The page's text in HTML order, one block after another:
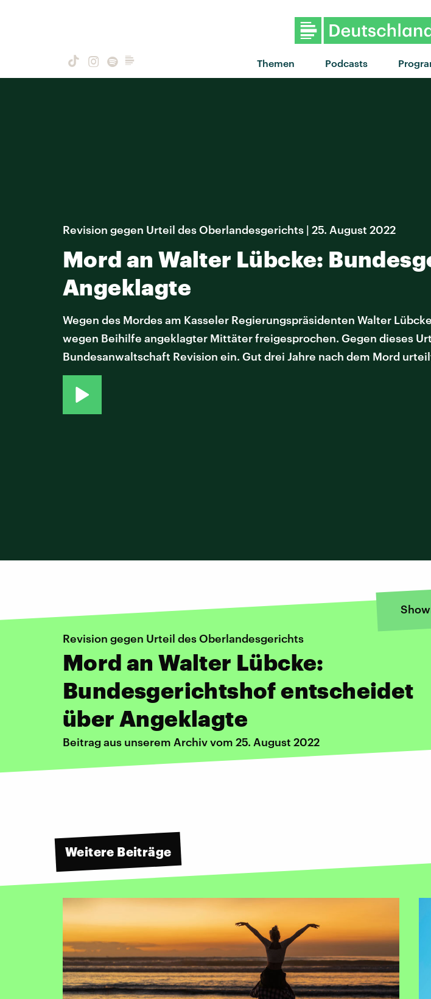
Themen Podcasts
Revision gegen Urteil des Oberlandesgerichts | 25. August 2022
Mord an Walter Lübcke:
Angeklagte
Wegen des Mordes am Kasseler Regierungspräsidenten Walter
wegen Beihilfe angeklagter Mittäter freigesprochen. Gegen dieses
Bundesanwaltschaft Revision ein. Gut drei Jahre nach dem Mord
Revision gegen Urteil des Oberlandesgerichts
Mord an Walter Lübcke:
Bundesgerichtshof entscheidet
über Angeklagte
Beitrag aus unserem Archiv vom 25. August 2022
Weitere Beiträge